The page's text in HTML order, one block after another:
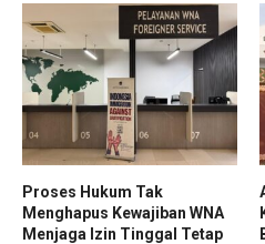
Proses Hukum Tak
Menghapus Kewajiban WNA
Menjaga Izin Tinggal Tetap